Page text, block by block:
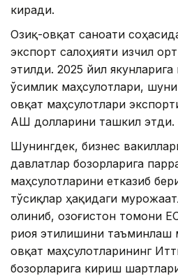
киради.
Озиқ-овқат саноати
экспорт салоҳияти изчил
этилди. 2025 йил
ўсимлик маҳсулотлари,
овқат маҳсулотлари
АҚШ долларини ташкил этди.
Шунингдек, бизнес
давлатлар бозорларига
маҳсулотларини етказиб
тўсиқлар ҳақидаги
олиниб, Қозоғистон томони
риоя этилишини таъминлаш
овқат маҳсулотларининг
бозорларига кириш